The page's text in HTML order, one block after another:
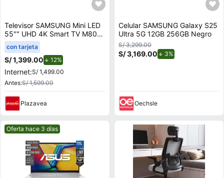
Televisor SAMSUNG Mini LED
55"" UHD 4K Smart TV M80H
Vision AI
con tarjeta
S/ 1,399.00 12%
Internet:S/ 1,499.00
Antes:S/ 1,599.00
Plazavea
Celular SAMSUNG Galaxy S25
Ultra 5G 12GB 256GB Negro
S/ 3,299.00
S/ 3,169.00 3%
Oechsle
Mejor precio.
Oferta hace 3 días